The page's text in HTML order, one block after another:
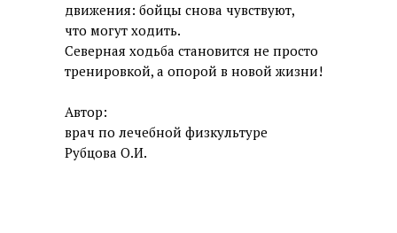
движения: бойцы снова чувствуют,
что могут ходить.
Северная ходьба становится не просто
тренировкой, а опорой в новой жизни!
Автор:
врач по лечебной физкультуре
Рубцова О.И.